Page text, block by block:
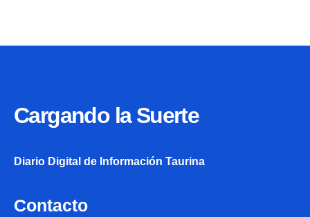
Cargando la Suerte
Diario Digital de Información Taurina
Contacto